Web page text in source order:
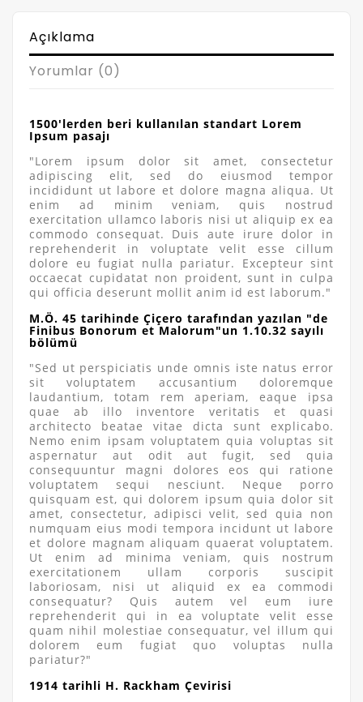
Açıklama
Yorumlar (0)
1500'lerden beri kullanılan standart Lorem
Ipsum pasajı
"Lorem ipsum dolor sit amet, consectetur
adipiscing elit, sed do eiusmod tempor
incididunt ut labore et dolore magna aliqua. Ut
enim ad minim veniam, quis nostrud
exercitation ullamco laboris nisi ut aliquip ex ea
commodo consequat. Duis aute irure dolor in
reprehenderit in voluptate velit esse cillum
dolore eu fugiat nulla pariatur. Excepteur sint
occaecat cupidatat non proident, sunt in culpa
qui officia deserunt mollit anim id est laborum."
M.Ö. 45 tarihinde Çiçero tarafından yazılan "de
Finibus Bonorum et Malorum"un 1.10.32 sayılı
bölümü
"Sed ut perspiciatis unde omnis iste natus error
sit voluptatem accusantium doloremque
laudantium, totam rem aperiam, eaque ipsa
quae ab illo inventore veritatis et quasi
architecto beatae vitae dicta sunt explicabo.
Nemo enim ipsam voluptatem quia voluptas sit
aspernatur aut odit aut fugit, sed quia
consequuntur magni dolores eos qui ratione
voluptatem sequi nesciunt. Neque porro
quisquam est, qui dolorem ipsum quia dolor sit
amet, consectetur, adipisci velit, sed quia non
numquam eius modi tempora incidunt ut labore
et dolore magnam aliquam quaerat voluptatem.
Ut enim ad minima veniam, quis nostrum
exercitationem ullam corporis suscipit
laboriosam, nisi ut aliquid ex ea commodi
consequatur? Quis autem vel eum iure
reprehenderit qui in ea voluptate velit esse
quam nihil molestiae consequatur, vel illum qui
dolorem eum fugiat quo voluptas nulla
pariatur?"
1914 tarihli H. Rackham Çevirisi